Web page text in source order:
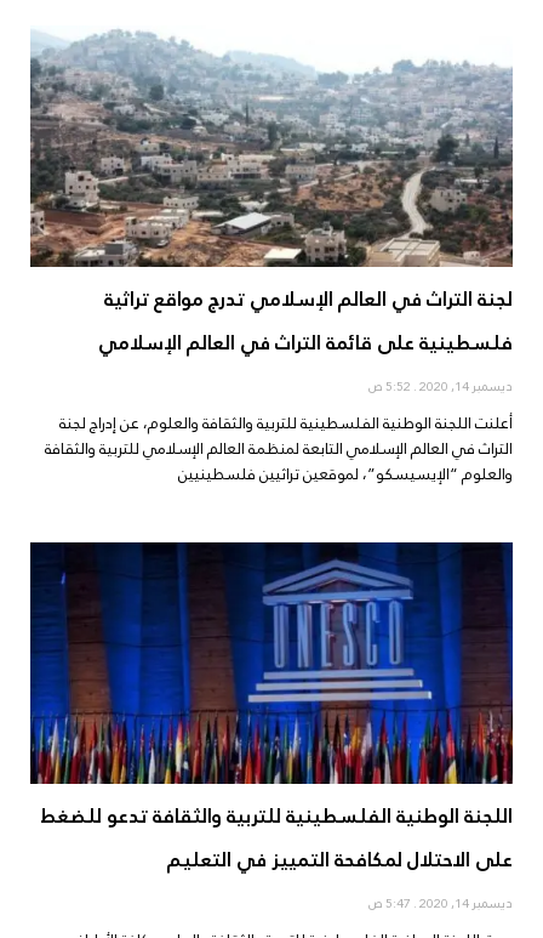
لجنة التراث في العالم الإسلامي تدرج مواقع تراثية
فلسطينية على قائمة التراث في العالم الإسلامي
ديسمبر 14, 2020
أعلنت اللجنة الوطنية الفلسطينية للتربية والثقافة والعلوم، عن إدراج لجنة
التراث في العالم الإسلامي التابعة لمنظمة العالم الإسلامي للتربية والثقافة
والعلوم “الإيسيسكو”، لموقعين تراثيين فلسطينيين
اللجنة الوطنية الفلسطينية للتربية والثقافة تدعو للضغط
على الاحتلال لمكافحة التمييز في التعليم
ديسمبر 14, 2020